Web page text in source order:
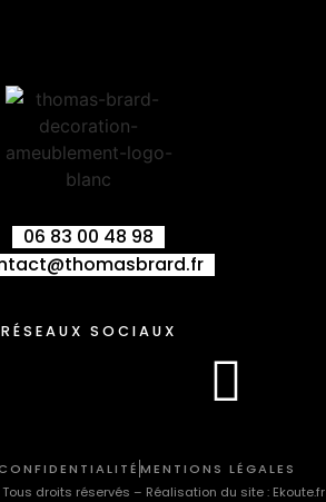
06 83 00 48 98
RÉSEAUX SOCIAUX
MENTIONS LÉGALES
droits réservés – Réalisation du site : Ekoute.fr